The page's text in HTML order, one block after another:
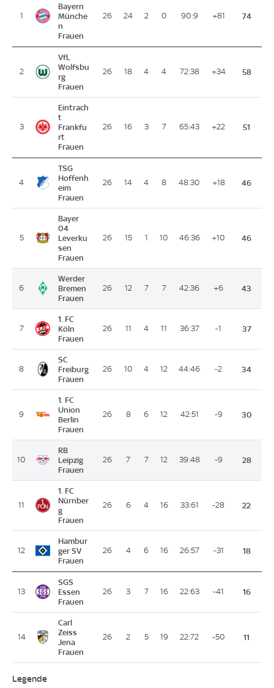
1
Bayern
Münche
n
Frauen
26 24 2 0 90:9 +81 74
2
VfL
Wolfsbu
rg
Frauen
26 18 4 4 72:38 +34 58
3
Eintrach
t
Frankfu
rt
Frauen
26 16 3 7 65:43 +22 51
4
TSG
Hoffenh
eim
Frauen
26 14 4 8 48:30 +18 46
5
Bayer
04
Leverku
sen
Frauen
26 15 1 10 46:36 +10 46
6
Werder
Bremen
Frauen
26 12 7 7 42:36 +6 43
7
1. FC
Köln
Frauen
26 11 4 11 36:37 -1 37
8
SC
Freiburg
Frauen
26 10 4 12 44:46 -2 34
9
1. FC
Union
Berlin
Frauen
26 8 6 12 42:51 -9 30
10
RB
Leipzig
Frauen
26 7 7 12 39:48 -9 28
11
1. FC
Nürnber
g
Frauen
26 6 4 16 33:61 -28 22
12
Hambur
ger SV
Frauen
26 4 6 16 26:57 -31 18
13
SGS
Essen
Frauen
26 3 7 16 22:63 -41 16
14
Carl
Zeiss
Jena
Frauen
26 2 5 19 22:72 -50 11
Legende